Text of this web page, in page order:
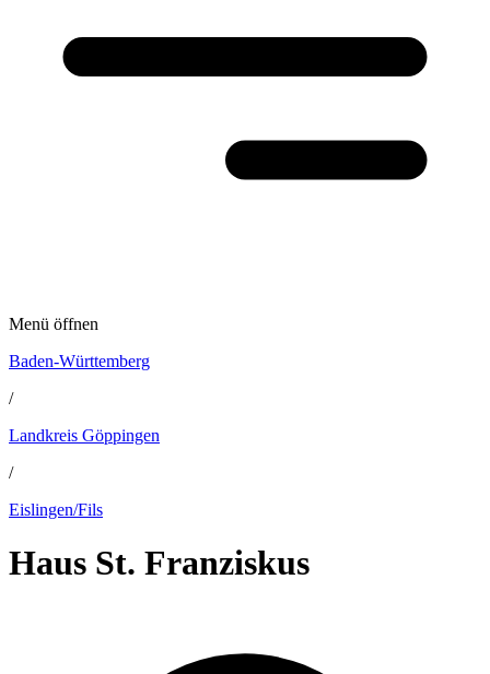
Menü öffnen
Baden-Württemberg
/
Landkreis Göppingen
/
Eislingen/Fils
Haus St. Franziskus